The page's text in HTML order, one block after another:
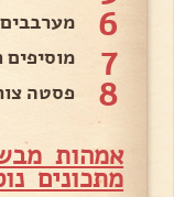
6
7
8 פסטה
אמהות
מתכונים